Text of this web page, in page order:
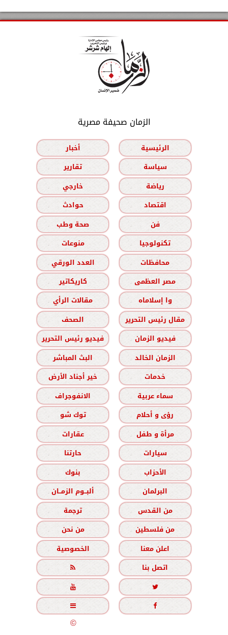
الزمان صحيفة مصرية
الرئيسية
أخبار
سياسة
تقارير
رياضة
خارجي
اقتصاد
حوادث
فن
صحة وطب
تكنولوجيا
منوعات
محافظات
العدد الورقي
مصر العظمى
كاريكاتير
وا إسلاماه
مقالات الرأي
مقال رئيس التحرير
الصحف
فيديو الزمان
فيديو رئيس التحرير
الزمان الخالد
البث المباشر
خدمات
خير أجناد الأرض
سماء عربية
الانفوجراف
رؤى و أحلام
توك شو
مرأة و طفل
عقارات
سيارات
حارتنا
الأحزاب
بنوك
البرلمان
ألبــوم الزمــان
من القدس
ترجمة
من فلسطين
من نحن
اعلن معنا
الخصوصية
اتصل بنا





جميع الحقوق محفوظة©